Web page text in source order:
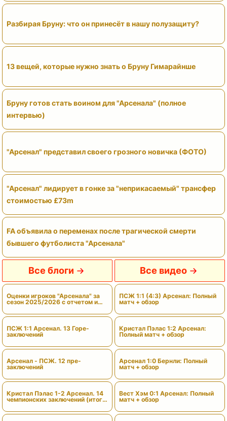
Разбирая Бруну: что он принесёт в нашу полузащиту?
13 вещей, которые нужно знать о Бруну Гимарайнше
Бруну готов стать воином для "Арсенала" (полное
интервью)
"Арсенал" представил своего грозного новичка (ФОТО)
"Арсенал" лидирует в гонке за "неприкасаемый" трансфер
стоимостью £73m
FA объявила о переменах после трагической смерти
бывшего футболиста "Арсенала"
Все блоги
Оценки игроков "Арсенала" за
сезон 2025/2026 с отчетом и
вердиктами
ПСЖ 1:1 Арсенал. 13 Горе-
заключений
Арсенал - ПСЖ. 12 пре-
заключений
Кристал Пэлас 1-2 Арсенал. 14
чемпионских заключений (итоги
Все видео
ПСЖ 1:1 (4:3) Арсенал: Полный
матч + обзор
Кристал Пэлас 1:2 Арсенал:
Полный матч + обзор
Арсенал 1:0 Бернли: Полный
матч + обзор
Вест Хэм 0:1 Арсенал: Полный
матч + обзор